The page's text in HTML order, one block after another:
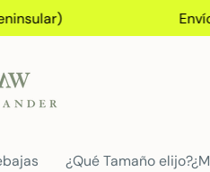
Envío
¿Qué Tamaño